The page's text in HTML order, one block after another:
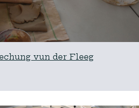
vun der Fleeg